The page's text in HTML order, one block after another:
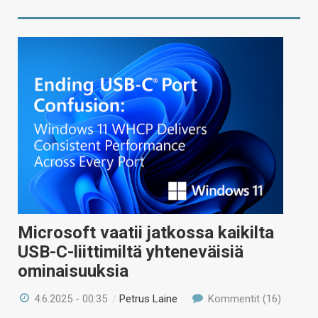
Microsoft vaatii jatkossa kaikilta
USB-C-liittimiltä yhteneväisiä
ominaisuuksia
4.6.2025 - 00:35 /Petrus Laine Kommentit (16)